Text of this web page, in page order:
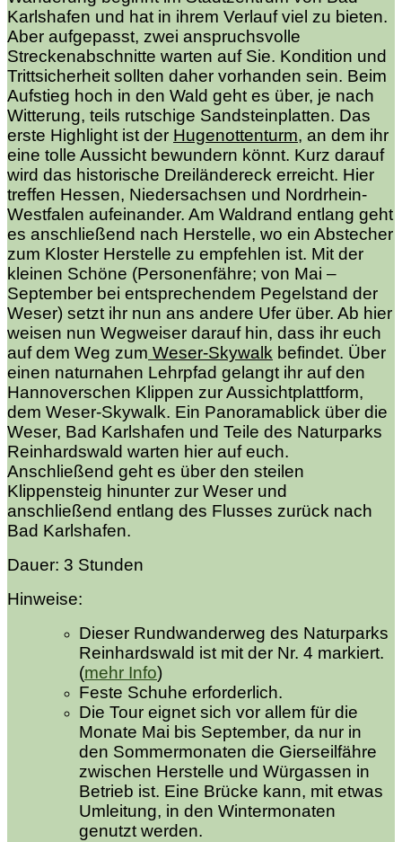
Karlshafen und hat in ihrem Verlauf viel zu bieten.
Aber aufgepasst, zwei anspruchsvolle
Streckenabschnitte warten auf Sie. Kondition und
Trittsicherheit sollten daher vorhanden sein. Beim
Aufstieg hoch in den Wald geht es über, je nach
Witterung, teils rutschige Sandsteinplatten. Das
erste Highlight ist der Hugenottenturm, an dem ihr
eine tolle Aussicht bewundern könnt. Kurz darauf
wird das historische Dreiländereck erreicht. Hier
treffen Hessen, Niedersachsen und Nordrhein-
Westfalen aufeinander. Am Waldrand entlang geht
es anschließend nach Herstelle, wo ein Abstecher
zum Kloster Herstelle zu empfehlen ist. Mit der
kleinen Schöne (Personenfähre; von Mai –
September bei entsprechendem Pegelstand der
Weser) setzt ihr nun ans andere Ufer über. Ab hier
weisen nun Wegweiser darauf hin, dass ihr euch
auf dem Weg zum Weser-Skywalk befindet. Über
einen naturnahen Lehrpfad gelangt ihr auf den
Hannoverschen Klippen zur Aussichtplattform,
dem Weser-Skywalk. Ein Panoramablick über die
Weser, Bad Karlshafen und Teile des Naturparks
Reinhardswald warten hier auf euch.
Anschließend geht es über den steilen
Klippensteig hinunter zur Weser und
anschließend entlang des Flusses zurück nach
Bad Karlshafen.
Dauer: 3 Stunden
Hinweise:
Dieser Rundwanderweg des Naturparks
Reinhardswald ist mit der Nr. 4 markiert.
(mehr Info)
Feste Schuhe erforderlich.
Die Tour eignet sich vor allem für die
Monate Mai bis September, da nur in
den Sommermonaten die Gierseilfähre
zwischen Herstelle und Würgassen in
Betrieb ist. Eine Brücke kann, mit etwas
Umleitung, in den Wintermonaten
genutzt werden.